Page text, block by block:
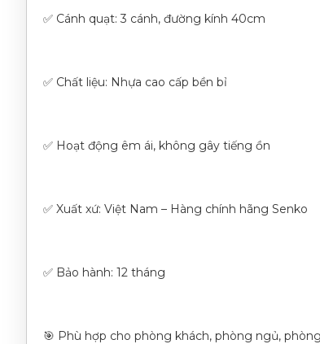
✅ Cánh quạt: 3 cánh, đường kính 40cm
✅ Chất liệu: Nhựa cao cấp bền bỉ
✅ Hoạt động êm ái, không gây tiếng ồn
✅ Xuất xứ: Việt Nam – Hàng chính hãng Senko
✅ Bảo hành: 12 tháng
🎯 Phù hợp cho phòng khách, phòng ngủ,